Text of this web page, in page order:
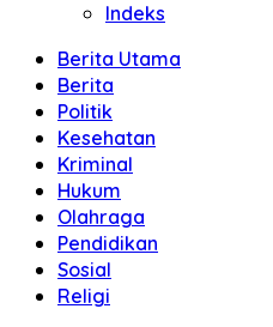
Indeks
Berita Utama
Berita
Politik
Kesehatan
Kriminal
Hukum
Olahraga
Pendidikan
Sosial
Religi